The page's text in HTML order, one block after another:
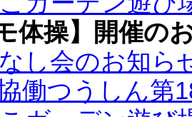
体操】開催の
なし会のお知
働つうしん第